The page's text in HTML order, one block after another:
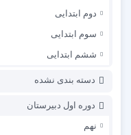
دوم ابتدایی
سوم ابتدایی
ششم ابتدایی
دسته بندی نشده
دوره اول دبیرستان
نهم